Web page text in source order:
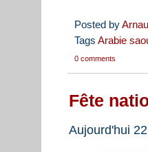
Posted by
Tags Arabie
0 comments
Fête
Aujourd'hui